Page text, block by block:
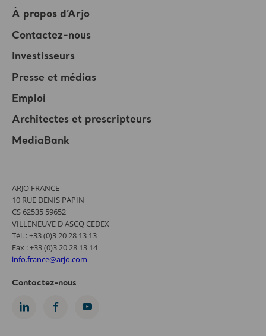
À propos d’Arjo
Contactez-nous
Investisseurs
Presse et médias
Emploi
Architectes et prescripteurs
MediaBank
ARJO FRANCE
10 RUE DENIS PAPIN
CS 62535 59652
VILLENEUVE D ASCQ CEDEX
Tél. : +33 (0)3 20 28 13 13
Fax : +33 (0)3 20 28 13 14
info.france@arjo.com
Contactez-nous